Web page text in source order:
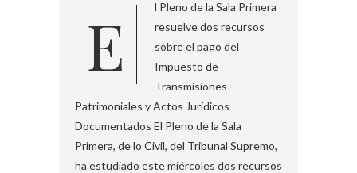
El Pleno de la Sala Primera
resuelve dos recursos
sobre el pago del
Impuesto de
Transmisiones
Patrimoniales y Actos Jurídicos
Documentados El Pleno de la Sala
Primera, de lo Civil, del Tribunal Supremo,
ha estudiado este miércoles dos recursos